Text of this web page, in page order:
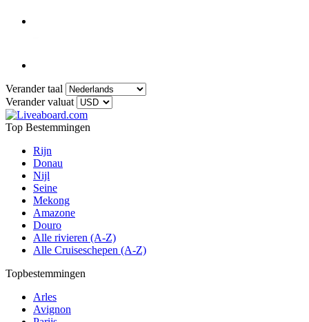
Verander taal
Verander valuat
Top Bestemmingen
Rijn
Donau
Nijl
Seine
Mekong
Amazone
Douro
Alle rivieren (A-Z)
Alle Cruiseschepen (A-Z)
Topbestemmingen
Arles
Avignon